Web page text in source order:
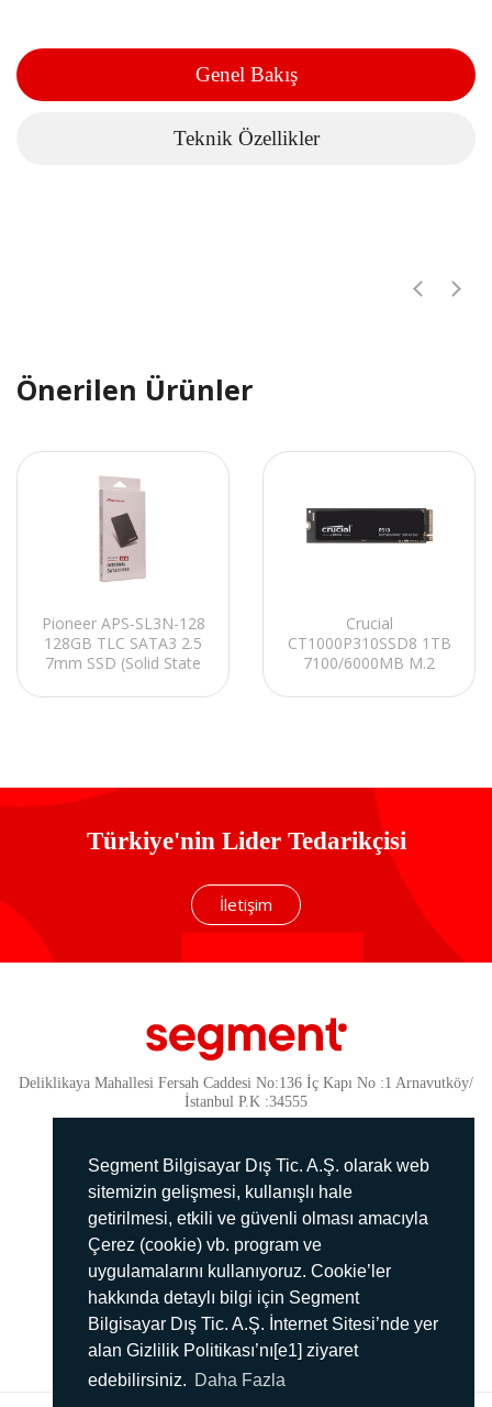
Segment Bilgisayar Dış Tic. A.Ş. olarak web
sitemizin gelişmesi, kullanışlı hale
getirilmesi, etkili ve güvenli olması amacıyla
Çerez (cookie) vb. program ve
uygulamalarını kullanıyoruz. Cookie’ler
hakkında detaylı bilgi için Segment
Bilgisayar Dış Tic. A.Ş. İnternet Sitesi’nde yer
alan Gizlilik Politikası’nı[e1] ziyaret
edebilirsiniz. Daha Fazla
Genel Bakış
Teknik Özellikler
Önerilen Ürünler
Pioneer APS-SL3N-128
128GB TLC SATA3 2.5
7mm SSD (Solid State
Crucial
CT1000P310SSD8 1TB
7100/6000MB M.2
Gen4.0x4 NVMe 2.0
Türkiye'nin Lider Tedarikçisi
İletişim
Deliklikaya Mahallesi Fersah Caddesi No:136 İç Kapı No :1 Arnavutköy/
İstanbul P.K :34555
Güvenlik
KVKK Politikamız
Gizlilik Politikamız
Aydınlatma Metni
İmha Politikası
444 78 99
info@segment.com.tr